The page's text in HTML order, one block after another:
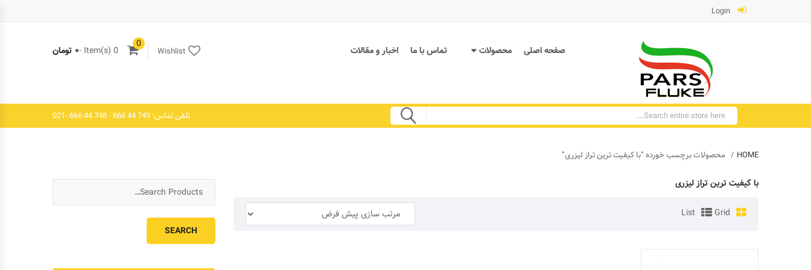
صفحه اصلی محصولات تماس با ما اخبار و مقالات 0
0 Item(s) - ۰ تومان Wishlist
تلفن تماس: 749 44 666 - 748 44 666 -021
HOME محصولات برچسب خورده “با کیفیت ترین تراز لیزری”
با کیفیت ترین تراز لیزری
Grid
List